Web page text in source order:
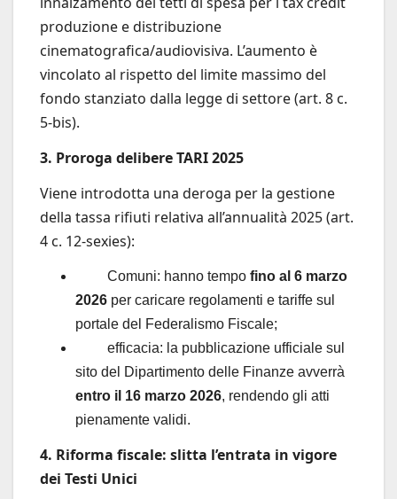
produzione e distribuzione
cinematografica/audiovisiva. L’aumento è
vincolato al rispetto del limite massimo del
fondo stanziato dalla legge di settore (art. 8 c.
5-bis).
3. Proroga delibere TARI 2025
Viene introdotta una deroga per la gestione
della tassa rifiuti relativa all’annualità 2025 (art.
4 c. 12-sexies):
Comuni: hanno tempo fino al 6 marzo
2026 per caricare regolamenti e tariffe sul
portale del Federalismo Fiscale;
efficacia: la pubblicazione ufficiale sul
sito del Dipartimento delle Finanze avverrà
entro il 16 marzo 2026, rendendo gli atti
pienamente validi.
4. Riforma fiscale: slitta l’entrata in vigore
dei Testi Unici